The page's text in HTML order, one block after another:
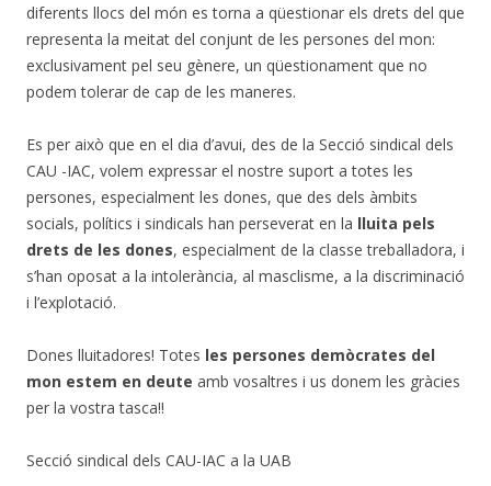
diferents llocs del món es torna a qüestionar els drets del que
representa la meitat del conjunt de les persones del mon:
exclusivament pel seu gènere, un qüestionament que no
podem tolerar de cap de les maneres.
Es per això que en el dia d’avui, des de la Secció sindical dels
CAU -IAC, volem expressar el nostre suport a totes les
persones, especialment les dones, que des dels àmbits
socials, polítics i sindicals han perseverat en la lluita pels
drets de les dones, especialment de la classe treballadora, i
s’han oposat a la intolerància, al masclisme, a la discriminació
i l’explotació.
Dones lluitadores! Totes les persones demòcrates del
mon estem en deute amb vosaltres i us donem les gràcies
per la vostra tasca!!
Secció sindical dels CAU-IAC a la UAB